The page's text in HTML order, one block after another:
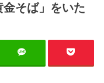
金そば」をいた